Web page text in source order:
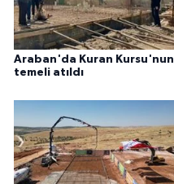
Araban'da Kuran Kursu'nun
temeli atıldı